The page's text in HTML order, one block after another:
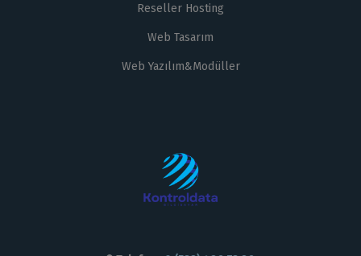
Reseller Hosting
Web Tasarım
Web Yazılım&Modüller